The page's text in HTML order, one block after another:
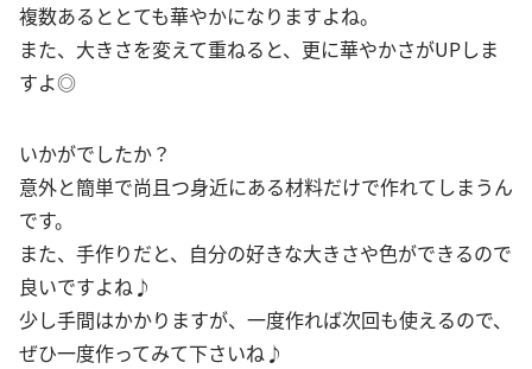
複数あるととても華やかになりますよね。
また、大きさを変えて重ねると、更に華やかさがUPしま
すよ◎
いかがでしたか？
意外と簡単で尚且つ身近にある材料だけで作れてしまうん
です。
また、手作りだと、自分の好きな大きさや色ができるので
良いですよね♪
少し手間はかかりますが、一度作れば次回も使えるので、
ぜひ一度作ってみて下さいね♪